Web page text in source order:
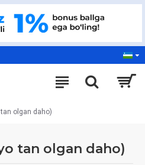
olgan daho)
tan olgan daho)